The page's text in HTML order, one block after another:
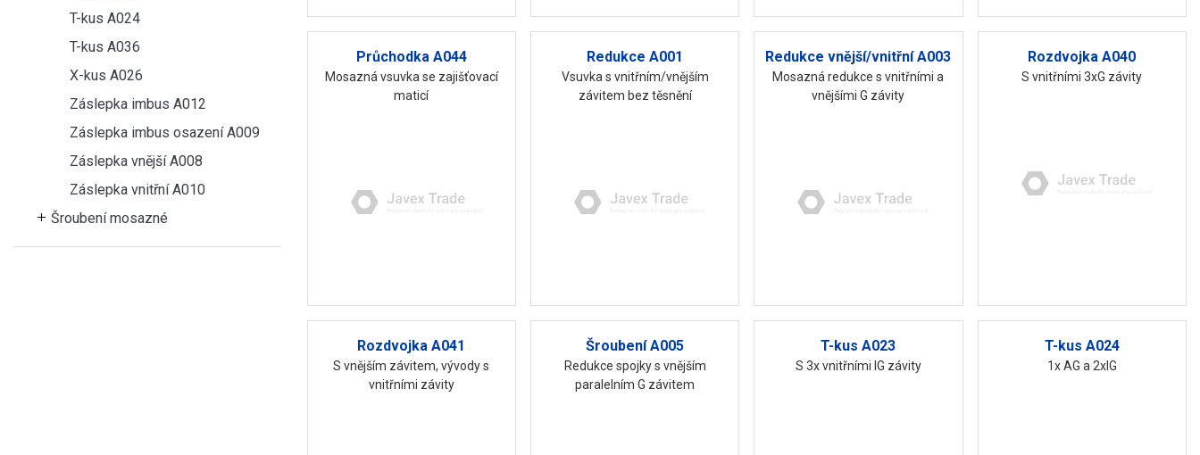
T-kus A024
T-kus A036
X-kus A026
Záslepka imbus A012
Záslepka imbus osazení A009
Záslepka vnější A008
Záslepka vnitřní A010
Šroubení mosazné
Průchodka A044
Mosazná vsuvka se zajišťovací
maticí
Redukce A001
Vsuvka s vnitřním/vnějším
závitem bez těsnění
Redukce vnější/vnitřní A003
Mosazná redukce s vnitřními a
vnějšími G závity
Rozdvojka A040
S vnitřními 3xG závity
Rozdvojka A041
S vnějším závitem, vývody s
vnitřními závity
Šroubení A005
Redukce spojky s vnějším
paralelním G závitem
T-kus A023
S 3x vnitřními IG závity
T-kus A024
1x AG a 2xIG